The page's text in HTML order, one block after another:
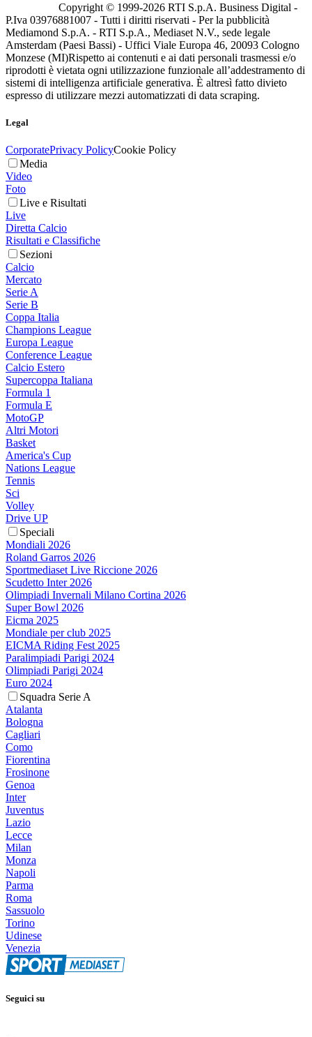
Copyright © 1999-2026 RTI S.p.A. Business Digital -
P.Iva 03976881007 - Tutti i diritti riservati - Per la pubblicità
Mediamond S.p.A. - RTI S.p.A., Mediaset N.V., sede legale
Amsterdam (Paesi Bassi) - Uffici Viale Europa 46, 20093 Cologno
Monzese (MI)Rispetto ai contenuti e ai dati personali trasmessi e/o
riprodotti è vietata ogni utilizzazione funzionale all’addestramento di
sistemi di intelligenza artificiale generativa. È altresì fatto divieto
espresso di utilizzare mezzi automatizzati di data scraping.
Legal
CorporatePrivacy PolicyCookie Policy
Media
Video
Foto
Live e Risultati
Live
Diretta Calcio
Risultati e Classifiche
Sezioni
Calcio
Mercato
Serie A
Serie B
Coppa Italia
Champions League
Europa League
Conference League
Calcio Estero
Supercoppa Italiana
Formula 1
Formula E
MotoGP
Altri Motori
Basket
America's Cup
Nations League
Tennis
Sci
Volley
Drive UP
Speciali
Mondiali 2026
Roland Garros 2026
Sportmediaset Live Riccione 2026
Scudetto Inter 2026
Olimpiadi Invernali Milano Cortina 2026
Super Bowl 2026
Eicma 2025
Mondiale per club 2025
EICMA Riding Fest 2025
Paralimpiadi Parigi 2024
Olimpiadi Parigi 2024
Euro 2024
Squadra Serie A
Atalanta
Bologna
Cagliari
Como
Fiorentina
Frosinone
Genoa
Inter
Juventus
Lazio
Lecce
Milan
Monza
Napoli
Parma
Roma
Sassuolo
Torino
Udinese
Venezia
Seguici su